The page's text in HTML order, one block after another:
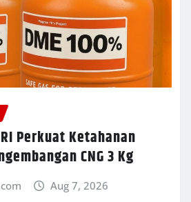
Perkuat Ketahanan
CNG 3 Kg
Aug 7, 2026